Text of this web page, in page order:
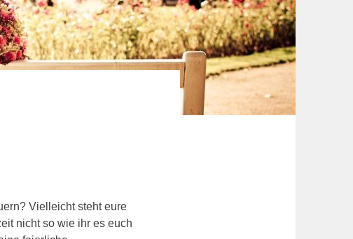
Vielleicht steht eure
nicht so wie ihr es euch